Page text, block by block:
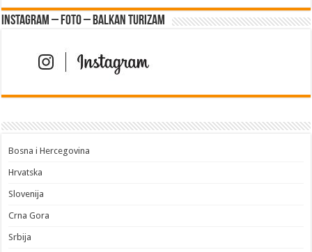
Instagram – FOTO – Balkan turizam
Bosna i Hercegovina
Hrvatska
Slovenija
Crna Gora
Srbija